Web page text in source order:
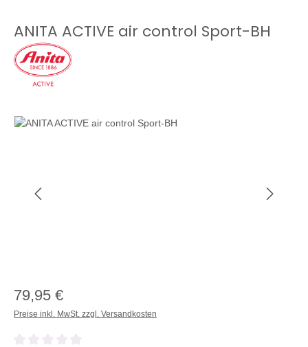
ANITA ACTIVE air control Sport-BH
Bildergalerie überspringen
79,95 €
Preise inkl. MwSt. zzgl. Versandkosten